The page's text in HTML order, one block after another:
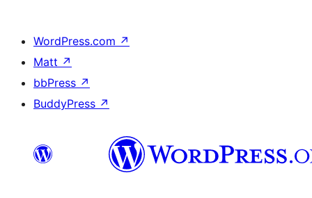
WordPress.com ↗
Matt ↗
bbPress ↗
BuddyPress ↗